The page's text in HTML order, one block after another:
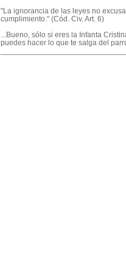
"La ignorancia de las leyes no
cumplimiento." (Cód. Civ. Art. 6)
...Bueno, sólo si eres la Infanta
puedes hacer lo que te salga del